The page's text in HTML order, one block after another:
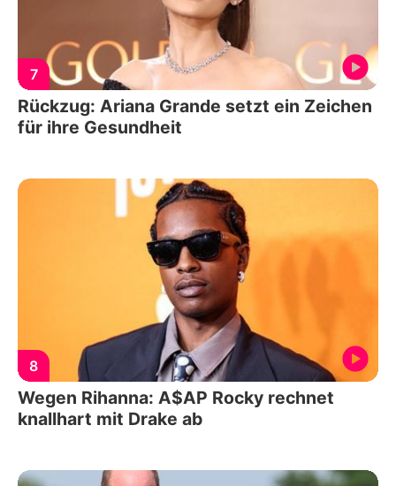
7
Rückzug: Ariana Grande setzt ein Zeichen
für ihre Gesundheit
8
Wegen Rihanna: A$AP Rocky rechnet
knallhart mit Drake ab